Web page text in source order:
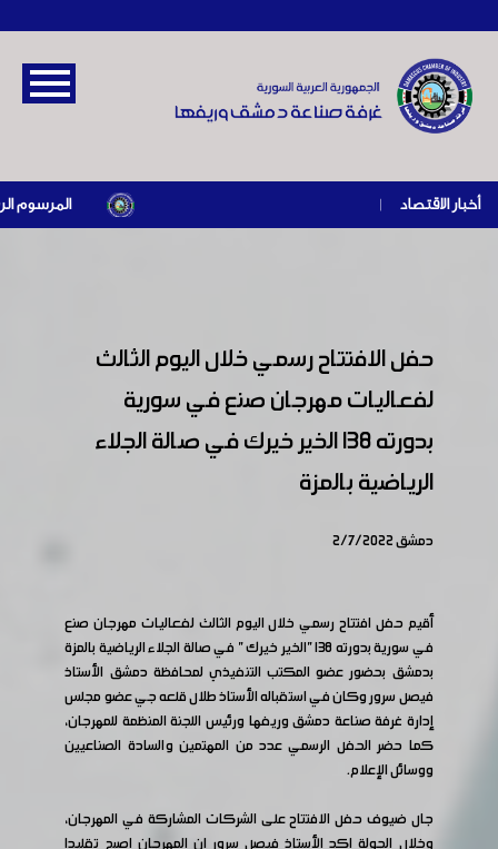
أخبار الاقتصاد | المرسوم الرئاسي رقم /69/ لعام 2026 .. دعم ضريبي للمنشآت
حفل الافتتاح رسمي خلال اليوم الثالث
لفعاليات مهرجان صنع في سورية
بدورته ١٣٨ الخير خيرك في صالة الجلاء
الرياضية بالمزة
دمشق 2/7/2022
أقيم حفل افتتاح رسمي خلال اليوم الثالث لفعاليات مهرجان صنع
في سورية بدورته ١٣٨ "الخير خيرك " في صالة الجلاء الرياضية بالمزة
بدمشق بحضور عضو المكتب التنفيذي لمحافظة دمشق الأستاذ
فيصل سرور وكان في استقباله الأستاذ طلال قلعه جي عضو مجلس
إدارة غرفة صناعة دمشق وريفها ورئيس اللجنة المنظمة للمهرجان،
كما حضر الحفل الرسمي عدد من المهتمين والسادة الصناعيين
ووسائل الإعلام.
جال ضيوف حفل الافتتاح على الشركات المشاركة في المهرجان،